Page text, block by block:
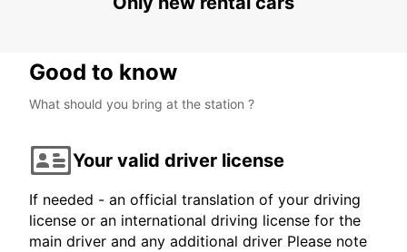
Good to know
What should you bring at the station ?
Your valid driver license
If needed - an official translation of your driving
license or an international driving license for the
main driver and any additional driver Please note